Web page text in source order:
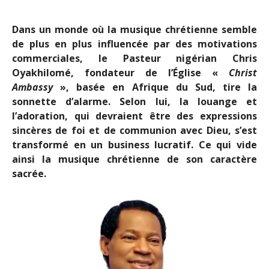
Dans un monde où la musique chrétienne semble
de plus en plus influencée par des motivations
commerciales, le Pasteur nigérian Chris
Oyakhilomé, fondateur de l’Église « Christ
Ambassy», basée en Afrique du Sud, tire la
sonnette d’alarme. Selon lui, la louange et
l’adoration, qui devraient être des expressions
sincères de foi et de communion avec Dieu, s’est
transformé en un business lucratif. Ce qui vide
ainsi la musique chrétienne de son caractère
sacrée.